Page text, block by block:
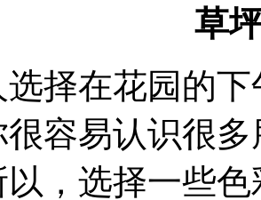
草
择在花园的
容易认识很
，选择一些